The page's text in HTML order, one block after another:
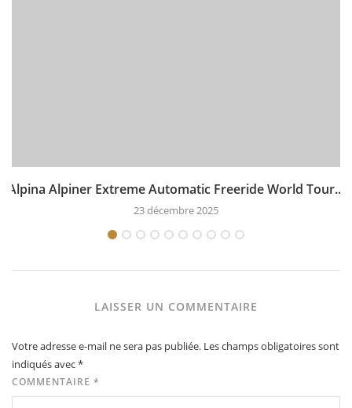
Alpina Alpiner Extreme Automatic Freeride World Tour...
23 décembre 2025
LAISSER UN COMMENTAIRE
Votre adresse e-mail ne sera pas publiée. Les champs obligatoires sont
indiqués avec*
COMMENTAIRE *